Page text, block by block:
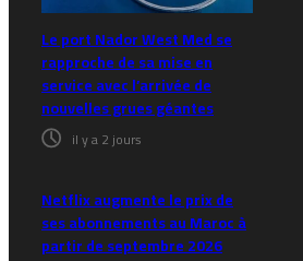
Le port Nador West Med se
rapproche de sa mise en
service avec l’arrivée de
nouvelles grues géantes
il y a 2 jours
Netflix augmente le prix de
ses abonnements au Maroc à
partir de septembre 2026